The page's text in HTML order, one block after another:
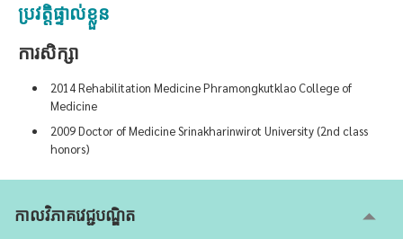
ប្រវត្តិផ្ទាល់ខ្លួន
ការសិក្សា
2014 Rehabilitation Medicine Phramongkutklao College of
Medicine
2009 Doctor of Medicine Srinakharinwirot University (2nd class
honors)
កាលវិភាគវេជ្ជបណ្ឌិត